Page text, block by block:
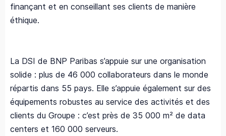
finançant et en conseillant ses clients de manière
éthique.
La DSI de BNP Paribas s’appuie sur une organisation
solide : plus de 46 000 collaborateurs dans le monde
répartis dans 55 pays. Elle s’appuie également sur des
équipements robustes au service des activités et des
clients du Groupe : c’est près de 35 000 m² de data
centers et 160 000 serveurs.